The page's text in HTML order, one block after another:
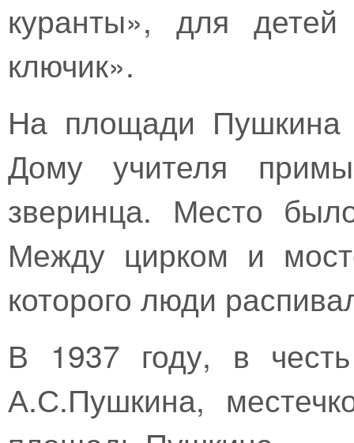
куранты», для
ключик».
На площади
Дому учителя
зверинца. Место
Между цирком и
которого люди
В 1937 году, в
А.С.Пушкина,